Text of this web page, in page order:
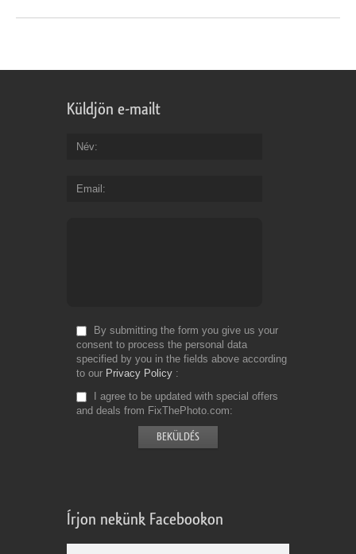
Küldjön e-mailt
Név
Email
By submitting the form you give us your
consent to process the personal data
specified by you in the fields above according
to our Privacy Policy
I agree to be updated with special offers
and deals from FixThePhoto.com
Írjon nekünk Facebookon